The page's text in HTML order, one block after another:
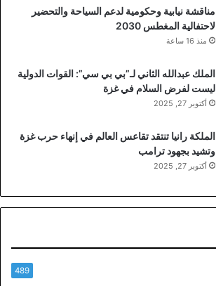
مناقشة نيابية وحكومية لدعم السياحة والتحضير
لاحتفالية المغطس 2030
منذ 16 ساعة
الملك عبدالله الثاني لـ”بي بي سي”: القوات الدولية
ليست لفرض السلام في غزة
أكتوبر 27, 2025
الملكة رانيا تنتقد تقاعس العالم في إنهاء حرب غزة
وتشيد بجهود ترامب
أكتوبر 27, 2025
489